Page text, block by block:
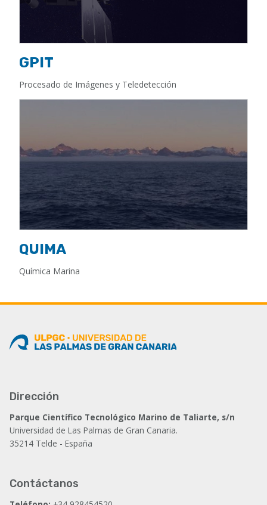
GPIT
Procesado de Imágenes y Teledetección
QUIMA
Química Marina
Dirección
Parque Científico Tecnológico Marino de Taliarte, s/n
Universidad de Las Palmas de Gran Canaria.
35214 Telde - España
Contáctanos